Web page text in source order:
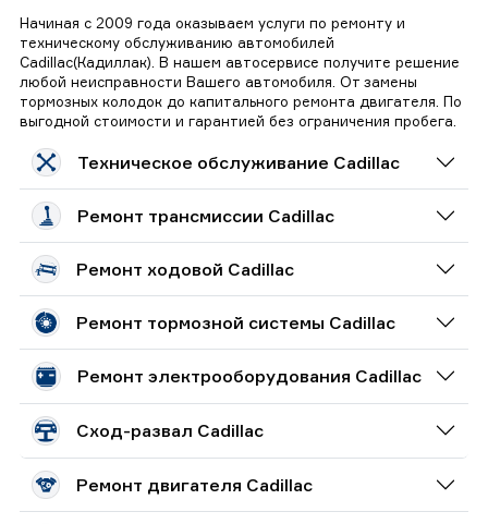
Кадиллак.
Технологии и методы ремонта
В нашем автосервисе мы применяем современные
технологии и методы ремонта, чтобы обеспечить высокое
качество работ и эффективность процесса. Мы используем
только качественные запчасти и современное
надежность ремонта. Кроме того, мы всегда следим за
последними инновациями в автомобильной индустрии,
чтобы быть в курсе новых технологий и методов.
Если вы являетесь владельцем автомобиля Cadillac, мы
призываем вас обратиться в автосервис "Центр
Правильного Обслуживания" в Екатеринбурге. Мы
гарантируем профессиональное обслуживание и
Cadillac настоящим профессионалам и наслаждайтесь
безупречной работой вашего автомобиля на дороге.
Начиная с 2009 года оказываем услуги по ремонту и
техническому обслуживанию автомобилей
Cadillac(Кадиллак). В нашем автосервисе получите решение
любой неисправности Вашего автомобиля. От замены
тормозных колодок до капитального ремонта двигателя. По
выгодной стоимости и гарантией без ограничения пробега.
Техническое обслуживание Cadillac
Ремонт трансмиссии Cadillac
Ремонт ходовой Cadillac
Ремонт тормозной системы Cadillac
Ремонт электрооборудования Cadillac
Сход-развал Cadillac
Ремонт двигателя Cadillac